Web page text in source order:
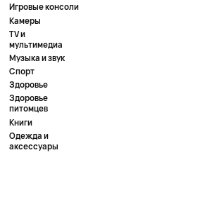
Игровые консоли
Камеры
TV и
мультимедиа
Музыка и звук
Спорт
Здоровье
Здоровье
питомцев
Книги
Одежда и
аксессуары